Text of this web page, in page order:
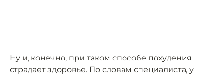
Ну и, конечно, при таком способе похудения
страдает здоровье. По словам специалиста, у